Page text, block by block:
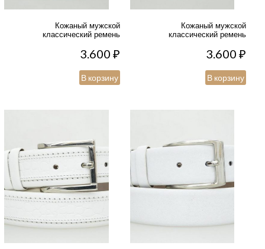
Кожаный мужской
классический ремень
3.600₽
В корзину
Кожаный мужской
классический ремень
3.600₽
В корзину